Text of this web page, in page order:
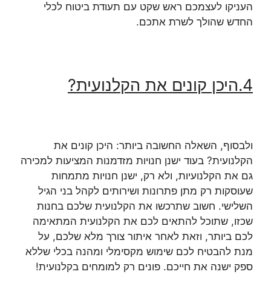
העניקו לעצמכם ראש שקט עם תעודת ביטוח לכלי
החדש שהולך לשרת אתכם.
4. היכן קונים את הקלנועית?
ולבסוף, השאלה החשובה ביותר: היכן קונים את
הקלנועית? בעוד ישנן חנויות מזדמנות המציעות למכירה
גם את הקלנועיות, ולא רק, ישנן חנויות מתמחות
שעוסקות רק מתן פתרונות ושירותים לקהל בני הגיל
השלישי. חשוב שתרכשו את הקלנועית שלכם בחנות
שכזו, שתוכל להתאים לכם את הקלנועית המתאימה
לכם ביותר, וזאת לאחר איתור צורך מלא שלכם, על
מנת להבטיח לכם שימוש מקסימלי ומהנה בכלי שללא
ספק ישנה את חייכם. פונים רק למומחים בקלנועית!